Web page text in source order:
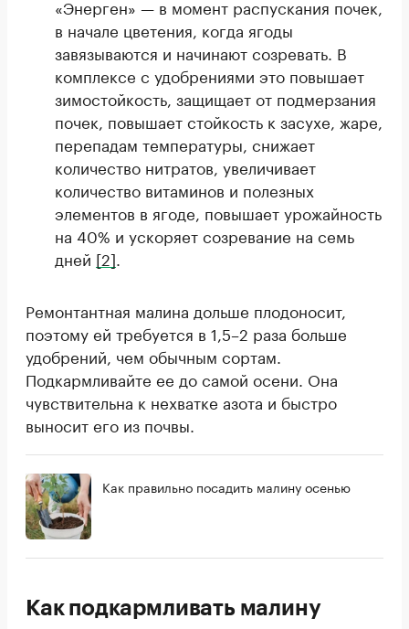
«Энерген» — в момент распускания почек,
в начале цветения, когда ягоды
завязываются и начинают созревать. В
комплексе с удобрениями это повышает
зимостойкость, защищает от подмерзания
почек, повышает стойкость к засухе, жаре,
перепадам температуры, снижает
количество нитратов, увеличивает
количество витаминов и полезных
элементов в ягоде, повышает урожайность
на 40% и ускоряет созревание на семь
дней [2]
Ремонтантная малина дольше плодоносит,
поэтому ей требуется в 1,5–2 раза больше
удобрений, чем обычным сортам.
Подкармливайте ее до самой осени. Она
чувствительна к нехватке азота и быстро
выносит его из почвы.
Как правильно посадить малину осенью
Как подкармливать малину